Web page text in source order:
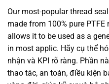
Our most-popular thread
made from 100% pure
allows it to be used as a
in most applic. Hãy cụ thể
nhận và KPI rõ ràng. Phần
thao tác, an toàn, điều kiện